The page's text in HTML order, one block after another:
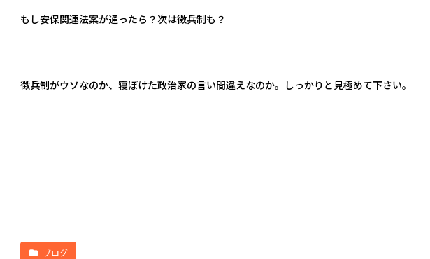
もし安保関連法案が通ったら？次は徴兵制も？
徴兵制がウソなのか、寝ぼけた政治家の言い間違えなのか。しっかりと見極めて下さい。
ブログ